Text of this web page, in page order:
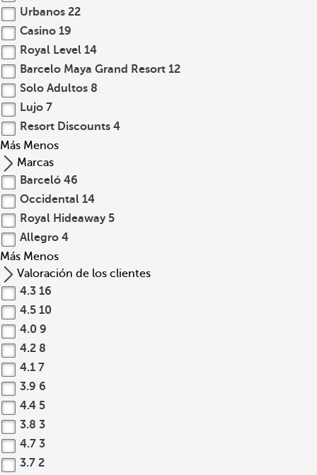
Urbanos 22
Casino 19
Royal Level 14
Barcelo Maya Grand Resort 12
Solo Adultos 8
Lujo 7
Resort Discounts 4
Más Menos
Marcas
Barceló 46
Occidental 14
Royal Hideaway 5
Allegro 4
Más Menos
Valoración de los clientes
4.3 16
4.5 10
4.0 9
4.2 8
4.1 7
3.9 6
4.4 5
3.8 3
4.7 3
3.7 2